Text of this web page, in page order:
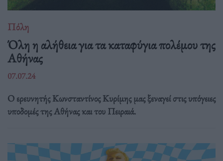
Πόλη
Όλη η αλήθεια για τα καταφύγια πολέμου της
Αθήνας
07.07.24
Ο ερευνητής Κωνσταντίνος Κυρίμης μας ξεναγεί στις υπόγειες
υποδομές της Αθήνας και του Πειραιά.